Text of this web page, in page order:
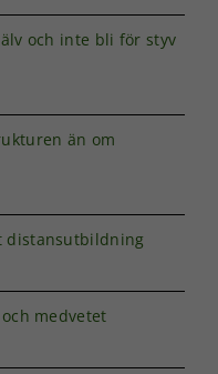
och inte bli för styv
än om
distansutbildning
medvetet